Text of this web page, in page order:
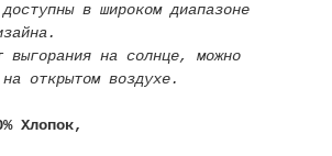
в широком диапазоне
выгорания на солнце, можно
открытом воздухе.
Хлопок,